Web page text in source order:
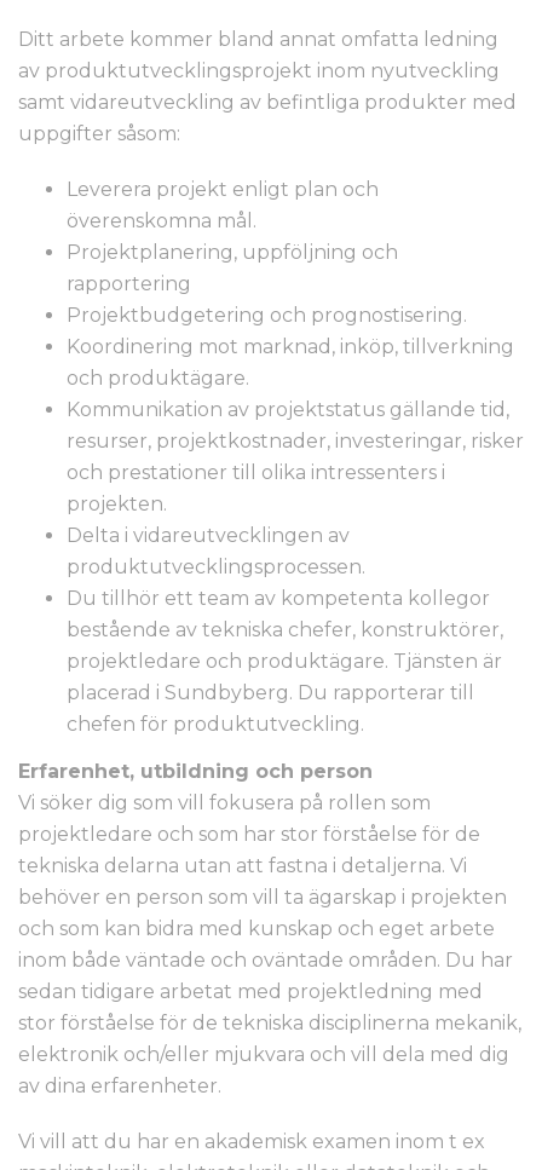
Ditt arbete kommer bland annat omfatta ledning
av produktutvecklingsprojekt inom nyutveckling
samt vidareutveckling av befintliga produkter med
uppgifter såsom:
Leverera projekt enligt plan och
överenskomna mål.
Projektplanering, uppföljning och
rapportering
Projektbudgetering och prognostisering.
Koordinering mot marknad, inköp, tillverkning
och produktägare.
Kommunikation av projektstatus gällande tid,
resurser, projektkostnader, investeringar, risker
och prestationer till olika intressenters i
projekten.
Delta i vidareutvecklingen av
produktutvecklingsprocessen.
Du tillhör ett team av kompetenta kollegor
bestående av tekniska chefer, konstruktörer,
projektledare och produktägare. Tjänsten är
placerad i Sundbyberg. Du rapporterar till
chefen för produktutveckling.
Erfarenhet, utbildning och person
Vi söker dig som vill fokusera på rollen som
projektledare och som har stor förståelse för de
tekniska delarna utan att fastna i detaljerna. Vi
behöver en person som vill ta ägarskap i projekten
och som kan bidra med kunskap och eget arbete
inom både väntade och oväntade områden. Du har
sedan tidigare arbetat med projektledning med
stor förståelse för de tekniska disciplinerna mekanik,
elektronik och/eller mjukvara och vill dela med dig
av dina erfarenheter.
Vi vill att du har en akademisk examen inom t ex